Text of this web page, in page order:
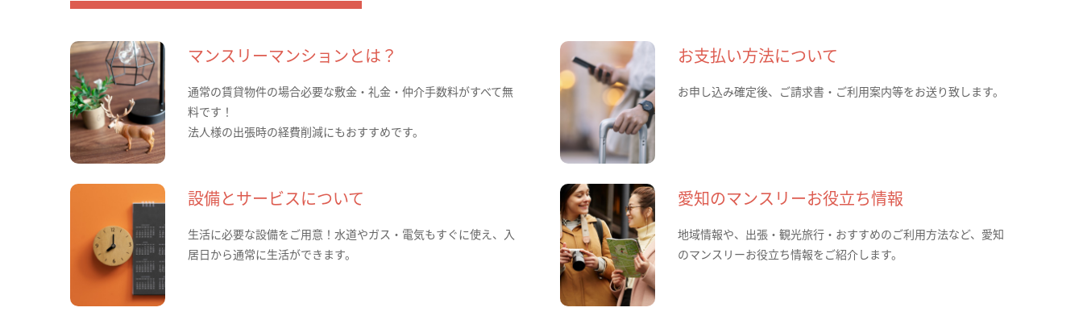
マンスリーマンションとは？
通常の賃貸物件の場合必要な敷金・礼金・仲介手数料がすべて無
料です！
法人様の出張時の経費削減にもおすすめです。
お支払い方法について
お申し込み確定後、ご請求書・ご利用案内等をお送り致します。
設備とサービスについて
生活に必要な設備をご用意！水道やガス・電気もすぐに使え、入
居日から通常に生活ができます。
愛知のマンスリーお役立ち情報
地域情報や、出張・観光旅行・おすすめのご利用方法など、愛知
のマンスリーお役立ち情報をご紹介します。